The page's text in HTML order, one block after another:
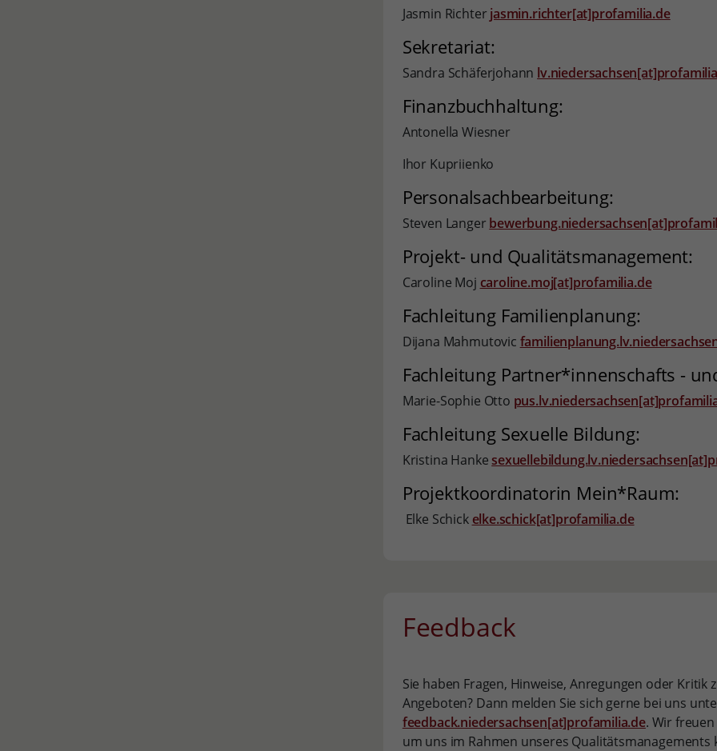
Jasmin Richter jasmin.richter[at]profamilia.de
Sekretariat:
Sandra Schäferjohann
Finanzbuchhaltung:
Antonella Wiesner
Ihor Kupriienko
Personalsachbearbeitung:
Steven Langer
Projekt- und Qualitätsmanagement:
Caroline Moj caroline.moj[at]profamilia.de
Fachleitung Familienplanung:
Dijana Mahmutovic
Fachleitung Partner*innenschafts -
Marie-Sophie Otto
Fachleitung Sexuelle Bildung:
Kristina Hanke
Projektkoordinatorin Mein*Raum:
Elke Schick elke.schick[at]profamilia.de
Feedback
Sie haben Fragen, Hinweise, Anregungen oder
Angeboten? Dann melden Sie sich gerne bei uns
feedback.niedersachsen[at]profamilia.de. Wir
um uns im Rahmen unseres